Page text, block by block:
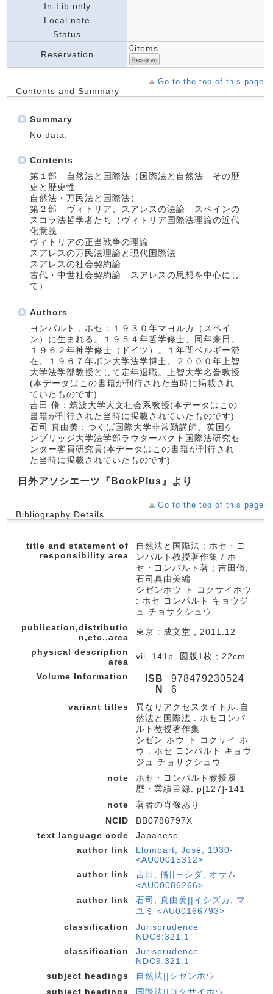
In-Lib only
Local note
Status
Reservation
0items
Go to the top of this page
Contents and Summary
Summary
No data.
Contents
第１部 自然法と国際法（国際法と自然法―その歴
史と歴史性
自然法・万民法と国際法）
第２部 ヴィトリア、スアレスの法論―スペインの
スコラ法哲学者たち（ヴィトリア国際法理論の近代
化意義
ヴィトリアの正当戦争の理論
スアレスの万民法理論と現代国際法
スアレスの社会契約論
古代・中世社会契約論―スアレスの思想を中心にし
て）
Authors
ヨンパルト，ホセ：１９３０年マヨルカ（スペイ
ン）に生まれる。１９５４年哲学修士、同年来日。
１９６２年神学修士（ドイツ）。１年間ベルギー滞
在。１９６７年ボン大学法学博士。２０００年上智
大学法学部教授として定年退職。上智大学名誉教授
(本データはこの書籍が刊行された当時に掲載され
ていたものです)
吉田 脩：筑波大学人文社会系教授(本データはこの
書籍が刊行された当時に掲載されていたものです)
石司 真由美：つくば国際大学非常勤講師、英国ケ
ンブリッジ大学法学部ラウターパクト国際法研究セ
ンター客員研究員(本データはこの書籍が刊行され
た当時に掲載されていたものです)
日外アソシエーツ『BookPlus』より
Go to the top of this page
Bibliography Details
title and statement of
responsibility area
自然法と国際法 : ホセ・ヨ
ンパルト教授著作集 / ホ
セ・ヨンパルト著 ; 吉田脩,
石司真由美編
シゼンホウ ト コクサイホウ
: ホセ ヨンパルト キョウジ
ュ チョサクシュウ
publication,distributio
n,etc.,area
東京 : 成文堂 , 2011.12
physical description
area
vii, 141p, 図版1枚 ; 22cm
Volume Information
ISB
N
978479230524
6
variant titles
異なりアクセスタイトル:自
然法と国際法 : ホセヨンパ
ルト教授著作集
シゼン ホウ ト コクサイ ホ
ウ : ホセ ヨンパルト キョウ
ジュ チョサクシュウ
note
ホセ・ヨンパルト教授履
歴・業績目録: p[127]-141
note
著者の肖像あり
NCID
BB0786797X
text language code
Japanese
author link
Llompart, José, 1930-
<AU00015312>
author link
吉田, 脩||ヨシダ, オサム
<AU00086266>
author link
石司, 真由美||イシズカ, マ
ユミ <AU00166793>
classification
Jurisprudence
NDC8:321.1
classification
Jurisprudence
NDC9:321.1
subject headings
自然法||シゼンホウ
subject headings
国際法||コクサイホウ